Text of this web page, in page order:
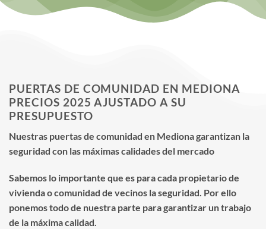
PUERTAS DE COMUNIDAD EN MEDIONA
PRECIOS 2025 AJUSTADO A SU
PRESUPUESTO
Nuestras puertas de comunidad en Mediona garantizan la
seguridad con las máximas calidades del mercado
Sabemos lo importante que es para cada propietario de
vivienda o comunidad de vecinos la seguridad. Por ello
ponemos todo de nuestra parte para garantizar un trabajo
de la máxima calidad.